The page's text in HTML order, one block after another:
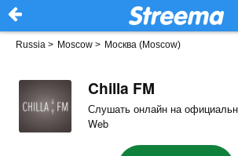
Russia > Moscow > Москва (Moscow)
Chilla FM
Слушать онлайн на
Web